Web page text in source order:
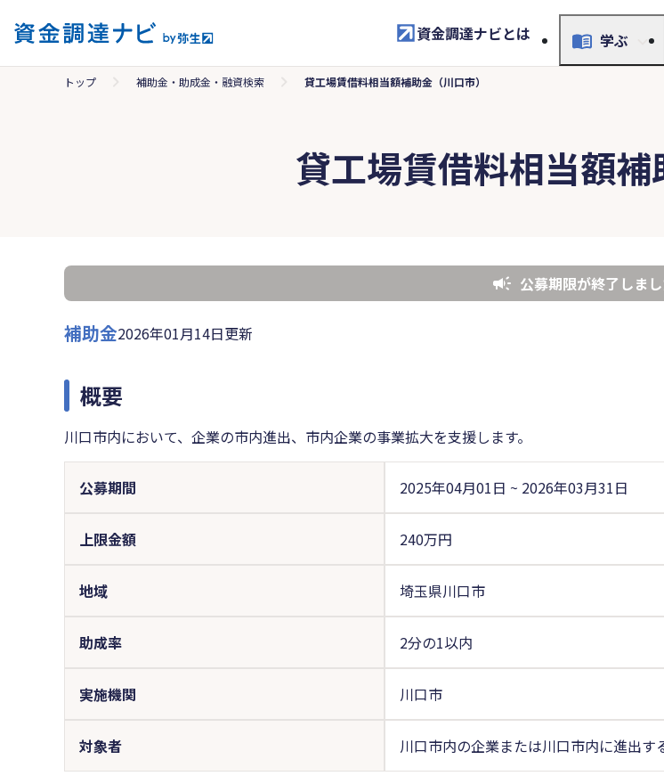
資金調達ナビとは 学ぶ
トップ 補助金・助成金・融資検索 貸工場賃借料相当額補助金（川口市）
貸工場賃借料相当額補
公募期限が終了しま
補助金2026年01月14日更新
概要
川口市内において、企業の市内進出、市内企業の事業拡大を支援します。
公募期間 2025年04月01日 ~ 2026年03月31日
上限金額 240万円
地域 埼玉県川口市
助成率 2分の1以内
実施機関 川口市
対象者 川口市内の企業または川口市内に進出す